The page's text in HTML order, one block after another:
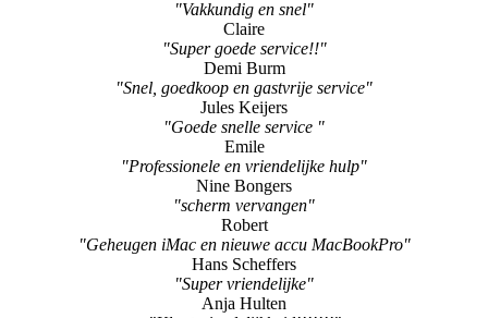
Den Ouden
"Uitstekende service"
Paul Beurskens
"Vakkundig en snel"
Claire
"Super goede service!!"
Demi Burm
"Snel, goedkoop en gastvrije service"
Jules Keijers
"Goede snelle service "
Emile
"Professionele en vriendelijke hulp"
Nine Bongers
"scherm vervangen"
Robert
"Geheugen iMac en nieuwe accu MacBookPro"